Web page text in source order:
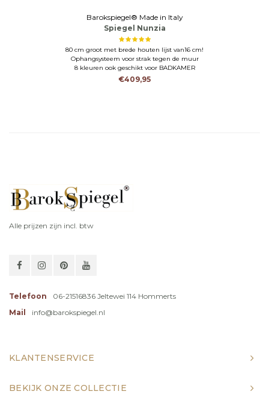
Barokspiegel® Made in Italy
Spiegel Nunzia
80 cm groot met brede houten lijst van16 cm!
Ophangsysteem voor strak tegen de muur
8 kleuren ook geschikt voor BADKAMER
€409,95
Alle prijzen zijn incl. btw
Telefoon
06-21516836 Jeltewei 114 Hommerts
Mail
info@barokspiegel.nl
KLANTENSERVICE
BEKIJK ONZE COLLECTIE